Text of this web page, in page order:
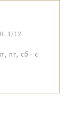
1/12
пт, сб - с